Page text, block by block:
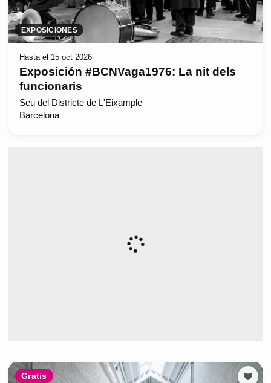
EXPOSICIONES
Hasta el 15 oct 2026
Exposición #BCNVaga1976: La nit dels
funcionaris
Seu del Districte de L'Eixample
Barcelona
Gratis